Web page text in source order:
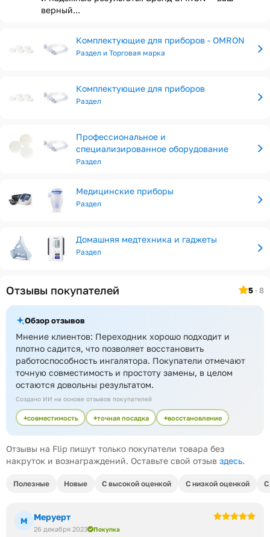
верный...
Комплектующие для приборов - OMRON
Раздел и Торговая марка
Комплектующие для приборов
Раздел
Профессиональное и
специализированное оборудование
Раздел
Медицинские приборы
Раздел
Домашняя медтехника и гаджеты
Раздел
Отзывы покупателей 5 · 8
Обзор отзывов
Мнение клиентов: Переходник хорошо подходит и
плотно садится, что позволяет восстановить
работоспособность ингалятора. Покупатели отмечают
точную совместимость и простоту замены, в целом
остаются довольны результатом.
Создано ИИ на основе отзывов покупателей
совместимость точная посадка восстановление
Отзывы на Flip пишут только покупатели товара без
накруток и вознаграждений. Оставьте свой отзыв здесь.
Полезные Новые С высокой оценкой С низкой оценкой С
М Меруерт
26 декабря 2023 Покупка